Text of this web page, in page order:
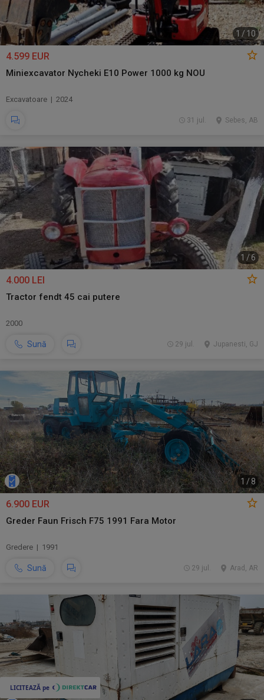
1 / 10
4.599 EUR
Miniexcavator Nycheki E10 Power 1000 kg NOU
Excavatoare | 2024
Sebes, AB
31 jul.
1 /6
4.000 LEI
Tractor fendt 45 cai putere
2000
Sună Jupanesti, GJ
29 jul.
1 /8
6.900 EUR
Greder Faun Frisch F75 1991 Fara Motor
Gredere | 1991
Sună Arad, AR
29 jul.